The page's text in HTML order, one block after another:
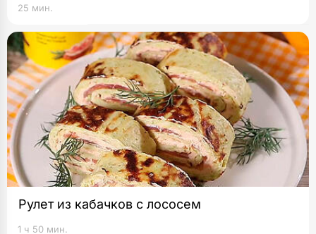
25 мин.
Рулет из кабачков с лососем
1 ч 50 мин.